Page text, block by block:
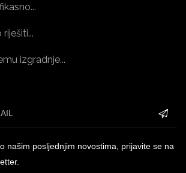
izgradnje...
našim posljednjim novostima, prijavite se na